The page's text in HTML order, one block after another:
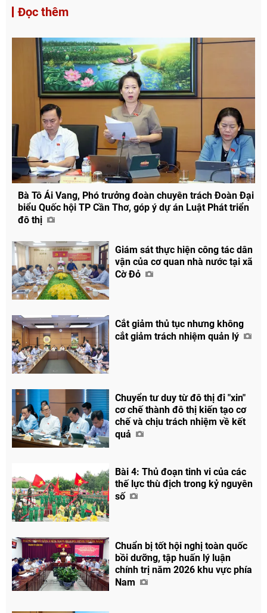
Đọc thêm
Bà Tô Ái Vang, Phó trưởng đoàn chuyên trách Đoàn Đại
biểu Quốc hội TP Cần Thơ, góp ý dự án Luật Phát triển
đô thị
Giám sát thực hiện công tác dân
vận của cơ quan nhà nước tại xã
Cờ Đỏ
Cắt giảm thủ tục nhưng không
cắt giảm trách nhiệm quản lý
Chuyển tư duy từ đô thị đi "xin"
cơ chế thành đô thị kiến tạo cơ
chế và chịu trách nhiệm về kết
quả
Bài 4: Thủ đoạn tinh vi của các
thế lực thù địch trong kỷ nguyên
số
Chuẩn bị tốt hội nghị toàn quốc
bồi dưỡng, tập huấn lý luận
chính trị năm 2026 khu vực phía
Nam